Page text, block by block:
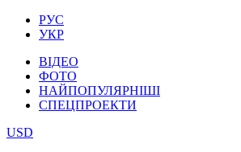
РУС
УКР
ВІДЕО
ФОТО
НАЙПОПУЛЯРНІШІ
СПЕЦПРОЕКТИ
USD